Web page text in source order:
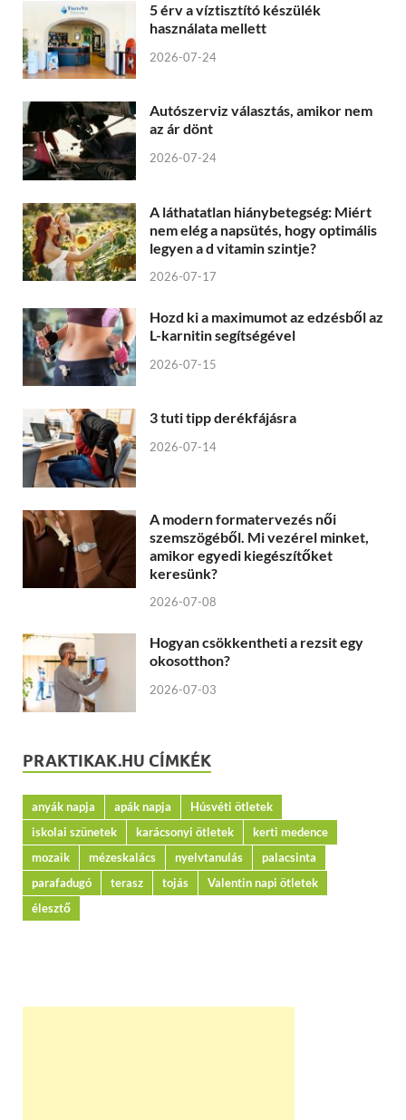
5 érv a víztisztító készülék
használata mellett
2026-07-24
Autószerviz választás, amikor nem
az ár dönt
2026-07-24
A láthatatlan hiánybetegség: Miért
nem elég a napsütés, hogy optimális
legyen a d vitamin szintje?
2026-07-17
Hozd ki a maximumot az edzésből az
L-karnitin segítségével
2026-07-15
3 tuti tipp derékfájásra
2026-07-14
A modern formatervezés női
szemszögéből. Mi vezérel minket,
amikor egyedi kiegészítőket
keresünk?
2026-07-08
Hogyan csökkentheti a rezsit egy
okosotthon?
2026-07-03
PRAKTIKAK.HU CÍMKÉK
anyák napja apák napja
Húsvéti ötletek
iskolai szünetek
karácsonyi ötletek
kerti medence
mozaik
mézeskalács nyelvtanulás
palacsinta
parafadugó
terasz tojás
Valentin napi ötletek
élesztő